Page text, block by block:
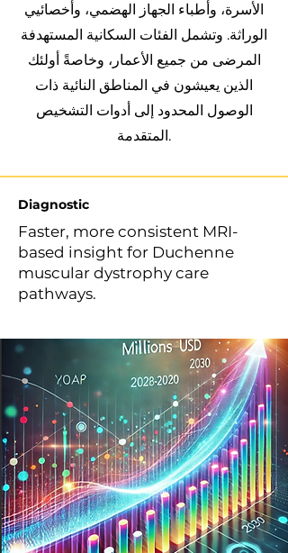
الأسرة، وأطباء الجهاز الهضمي، وأخصائيي
الوراثة. وتشمل الفئات السكانية المستهدفة
المرضى من جميع الأعمار، وخاصةً أولئك
الذين يعيشون في المناطق النائية ذات
الوصول المحدود إلى أدوات التشخيص
المتقدمة.
Diagnostic
Faster, more consistent MRI-
based insight for Duchenne
muscular dystrophy care
pathways.